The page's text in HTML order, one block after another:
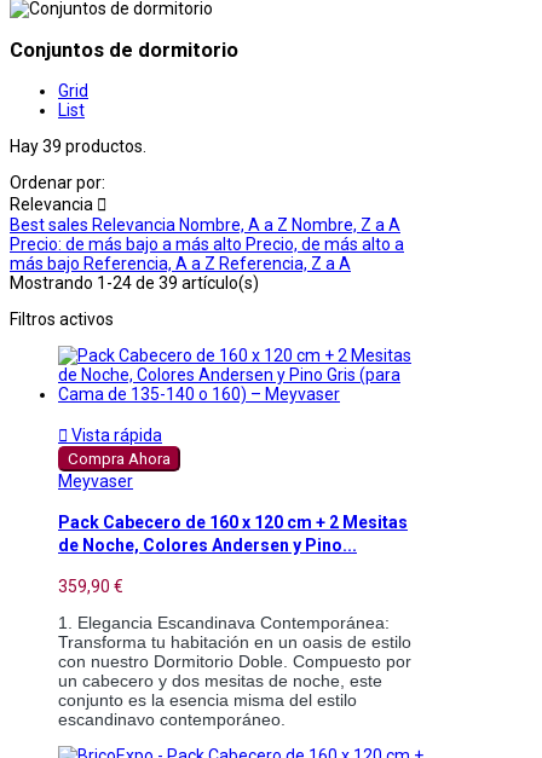
Conjuntos de dormitorio
Grid
List
Hay 39 productos.
Ordenar por:
Relevancia 
Best sales Relevancia Nombre, A a Z Nombre, Z a A
Precio: de más bajo a más alto Precio, de más alto a
más bajo Referencia, A a Z Referencia, Z a A
Mostrando 1-24 de 39 artículo(s)
Filtros activos
 Vista rápida
Compra Ahora
Meyvaser
Pack Cabecero de 160 x 120 cm + 2 Mesitas
de Noche, Colores Andersen y Pino...
359,90 €
1. Elegancia Escandinava Contemporánea:
Transforma tu habitación en un oasis de estilo
con nuestro Dormitorio Doble. Compuesto por
un cabecero y dos mesitas de noche, este
conjunto es la esencia misma del estilo
escandinavo contemporáneo.